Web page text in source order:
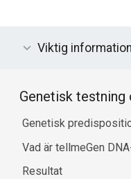
Viktig
Genetisk testning
Genetisk
Vad är tellmeGen
Resultat